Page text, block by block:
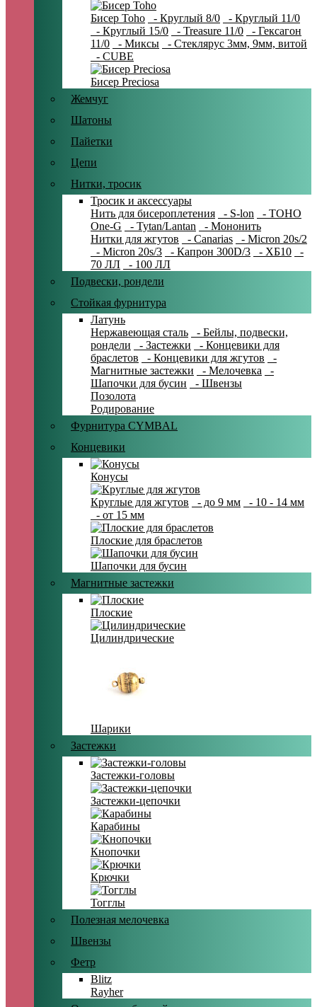
Бисер Toho - Круглый 8/0
- Круглый 11/0
- Круглый 15/0
- Treasure 11/0
- Гексагон
11/0
- Миксы
- Стеклярус 3мм, 9мм, витой
- CUBE
Бисер Preciosa
Жемчуг
Шатоны
Пайетки
Цепи
Нитки, тросик
Тросик и аксессуары
Нить для бисероплетения
- S-lon
- TOHO
One-G
- Tytan/Lantan
- Мононить
Нитки для жгутов
- Canarias
- Micron 20s/2
- Micron 20s/3
- Капрон 300D/3 - ХБ10
-
70 ЛЛ
- 100 ЛЛ
Подвески, рондели
Стойкая фурнитура
Латунь
Нержавеющая сталь
- Бейлы, подвески,
рондели
- Застежки
- Концевики для
браслетов
- Концевики для жгутов
-
Магнитные застежки
- Мелочевка
-
Шапочки для бусин
- Швензы
Позолота
Родирование
Фурнитура CYMBAL
Концевики
Конусы
Круглые для жгутов - до 9 мм
- 10 - 14 мм
- от 15 мм
Плоские для браслетов
Шапочки для бусин
Магнитные застежки
Плоские
Цилиндрические
Шарики
Застежки
Застежки-головы
Застежки-цепочки
Карабины
Кнопочки
Крючки
Тогглы
Полезная мелочевка
Швензы
Фетр
Blitz
Rayher